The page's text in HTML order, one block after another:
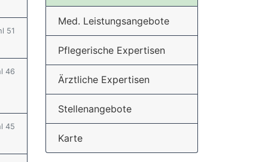
51
46
45
Med. Leistungsangebote
Pflegerische Expertisen
Ärztliche Expertisen
Stellenangebote
Karte